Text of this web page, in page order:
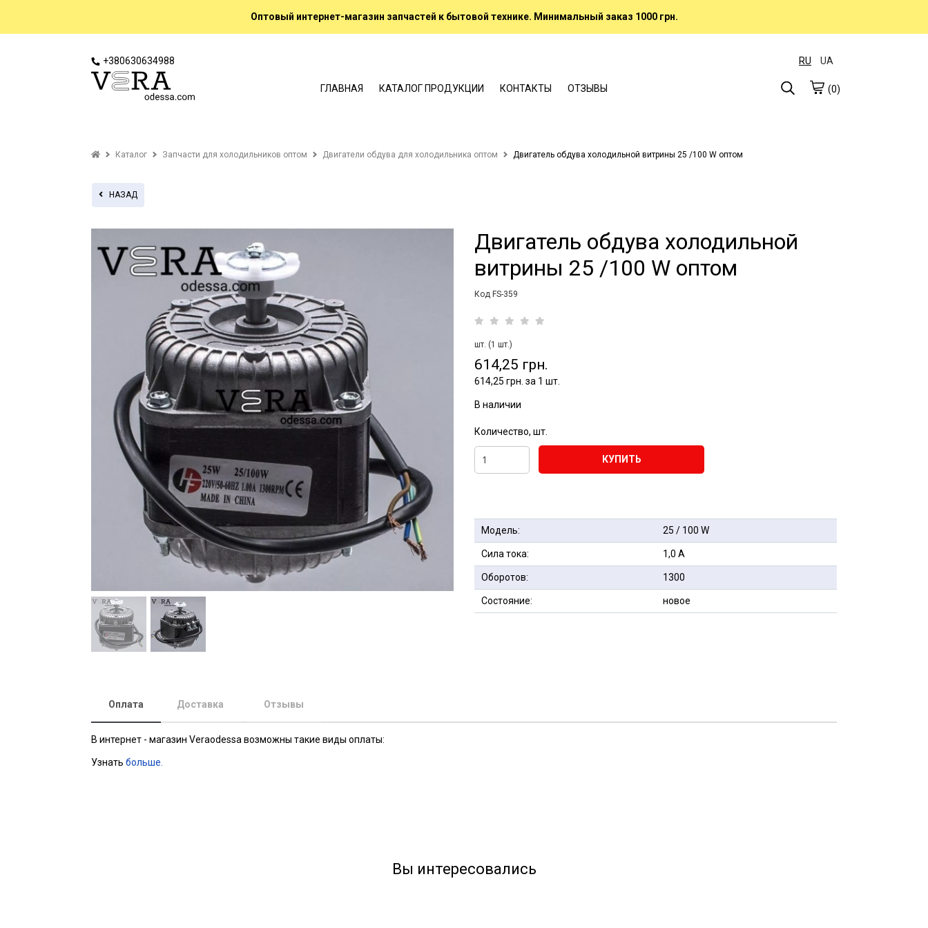
Оптовый интернет-магазин запчастей к бытовой технике. Минимальный заказ 1000 грн.
+380630634988 RU UA
ГЛАВНАЯ КАТАЛОГ ПРОДУКЦИИ КОНТАКТЫ ОТЗЫВЫ (0)
Каталог Запчасти для холодильников оптом Двигатели обдува для холодильника оптом Двигатель обдува холодильной витрины 25 /100 W оптом
НАЗАД
Двигатель обдува холодильной
витрины 25 /100 W оптом
Код FS-359
шт. (1 шт.)
614,25 грн.
614,25 грн. за 1 шт.
В наличии
Количество, шт.
КУПИТЬ
Модель: 25 / 100 W
Сила тока: 1,0 А
Оборотов: 1300
Состояние: новое
Оплата Доставка Отзывы
В интернет - магазин Veraodessa возможны такие виды оплаты:
Узнать больше.
Вы интересовались